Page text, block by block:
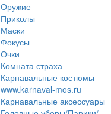
Оружие
Приколы
Маски
Фокусы
Очки
Комната страха
Карнавальные костюмы
www.karnaval-mos.ru
Карнавальные аксессуары